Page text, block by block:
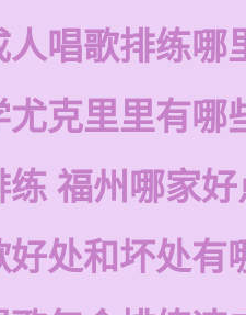
人唱歌排练哪
尤克里里有哪
练 福州哪家好
好处和坏处有